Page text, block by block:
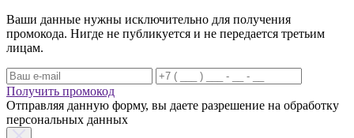
Ваши данные нужны исключительно для получения
промокода. Нигде не публикуется и не передается третьим
лицам.
Получить промокод
Отправляя данную форму, вы даете разрешение на обработку
персональных данных